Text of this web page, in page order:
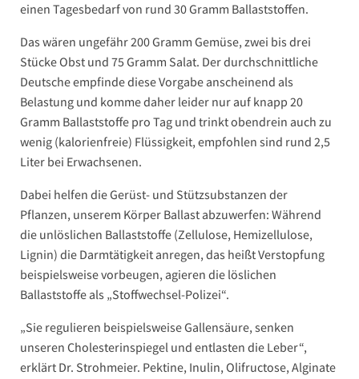
einen Tagesbedarf von rund 30 Gramm Ballaststoffen.
Das wären ungefähr 200 Gramm Gemüse, zwei bis drei
Stücke Obst und 75 Gramm Salat. Der durchschnittliche
Deutsche empfinde diese Vorgabe anscheinend als
Belastung und komme daher leider nur auf knapp 20
Gramm Ballaststoffe pro Tag und trinkt obendrein auch zu
wenig (kalorienfreie) Flüssigkeit, empfohlen sind rund 2,5
Liter bei Erwachsenen.
Dabei helfen die Gerüst- und Stützsubstanzen der
Pflanzen, unserem Körper Ballast abzuwerfen: Während
die unlöslichen Ballaststoffe (Zellulose, Hemizellulose,
Lignin) die Darmtätigkeit anregen, das heißt Verstopfung
beispielsweise vorbeugen, agieren die löslichen
Ballaststoffe als „Stoffwechsel-Polizei“.
„Sie regulieren beispielsweise Gallensäure, senken
unseren Cholesterinspiegel und entlasten die Leber“,
erklärt Dr. Strohmeier. Pektine, Inulin, Olifructose, Alginate